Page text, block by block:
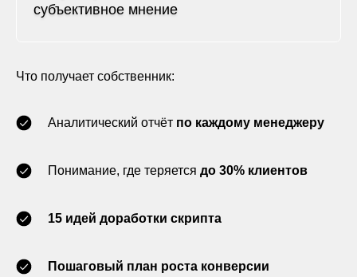
субъективное мнение
Что получает собственник:
Аналитический отчёт по каждому менеджеру
Понимание, где теряется до 30% клиентов
15 идей доработки скрипта
Пошаговый план роста конверсии